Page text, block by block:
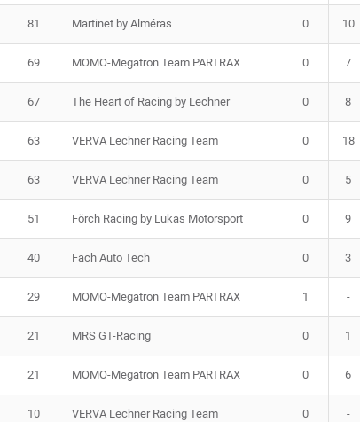
81 Martinet by Alméras 0 10
69 MOMO-Megatron Team PARTRAX 0 7
67 The Heart of Racing by Lechner 0 8
63 VERVA Lechner Racing Team 0 18
63 VERVA Lechner Racing Team 0 5
51 Förch Racing by Lukas Motorsport 0 9
40 Fach Auto Tech 0 3
29 MOMO-Megatron Team PARTRAX 1 -
21 MRS GT-Racing 0 1
21 MOMO-Megatron Team PARTRAX 0 6
10 VERVA Lechner Racing Team 0 -